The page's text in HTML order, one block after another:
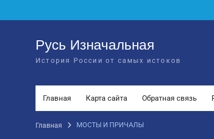
Русь Изначальная
История России от самых истоков
Главная Карта сайта Обратная связь
Главная МОСТЫ И ПРИЧАЛЫ